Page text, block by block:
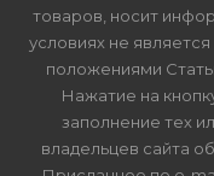
товаров, носит
условиях не
положениями
Нажатие на
заполнение тех
владельцев сайта